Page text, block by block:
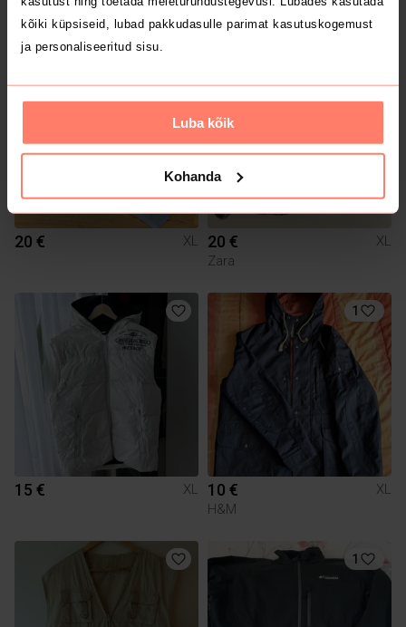
kõiki küpsiseid, lubad pakkudasulle parimat kasutuskogemust
ja personaliseeritud sisu.
Luba kõik
Kohanda
20 € XL 20 €
XL
Zara
15 € XL
1
10 €
XL
H&M
1